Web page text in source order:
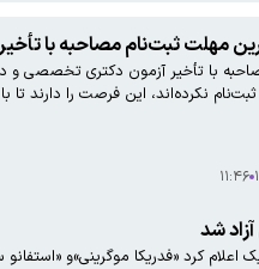
در روزهای اخیر چه بود؟
مهلت ثبت‌نام مصاحبه با
نکرده‌اند، این فرصت را دارند
۱۱:۴۶
شد
اعلام کرد «فدریکا موگرینی»و